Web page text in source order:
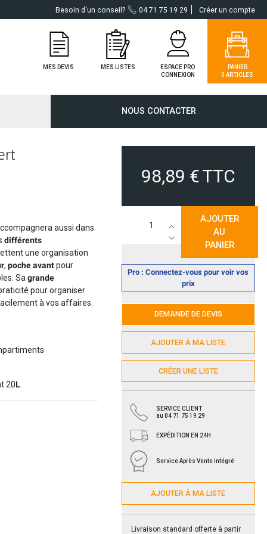
Besoin d'un conseil? 04 71 75 19 29 Créer un compte
MES DEVIS MES LISTES
ESPACE PRO
CONNEXION
PANIER
0 ARTICLES
NOUS CONTACTER
AC
DC
de
fil et
aussi dans
différents
une organisation
,poche avantpour
Sagrande
pour organiser
à vos affaires.
20L
98,89 €TTC
AJOUTER
AU
PANIER
Pro : Connectez-vous pour voir vos
prix
DEMANDE DE DEVIS
AJOUTER À MA LISTE
CRÉER UNE LISTE
SERVICE CLIENT
au 04 71 75 19 29
EXPÉDITION EN 24H
Service Après Vente intégré
AJOUTER À MA LISTE
Livraison standard offerte à partir